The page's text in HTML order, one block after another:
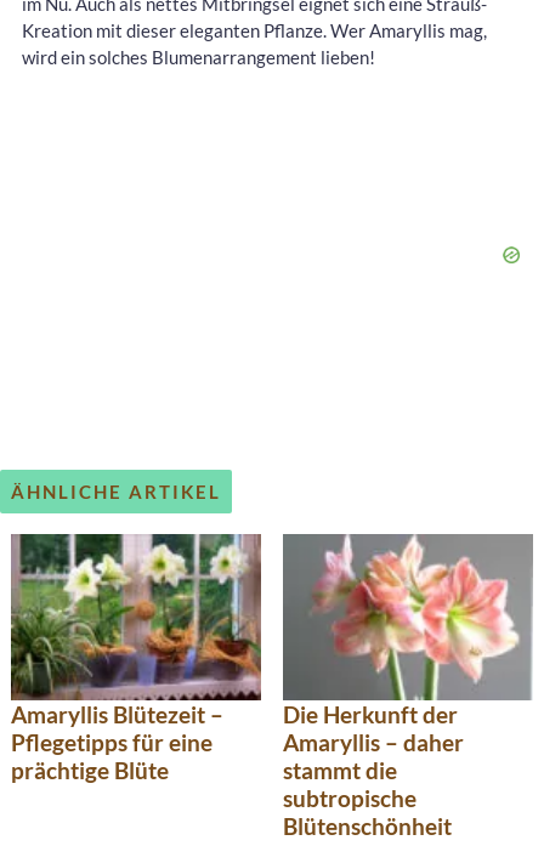
Kreation mit dieser eleganten Pflanze. Wer Amaryllis mag,
wird ein solches Blumenarrangement lieben!
ÄHNLICHE ARTIKEL
Amaryllis Blütezeit –
Pflegetipps für eine
prächtige Blüte
Die Herkunft der
Amaryllis – daher
stammt die
subtropische
Blütenschönheit